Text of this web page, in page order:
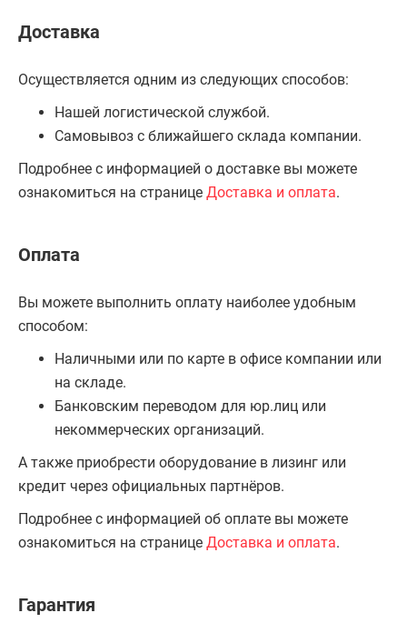
Доставка
Осуществляется одним из следующих способов:
Нашей логистической службой.
Самовывоз с ближайшего склада компании.
Подробнее с информацией о доставке вы можете
ознакомиться на странице Доставка и оплата.
Оплата
Вы можете выполнить оплату наиболее удобным
способом:
Наличными или по карте в офисе компании или
на складе.
Банковским переводом для юр.лиц или
некоммерческих организаций.
А также приобрести оборудование в лизинг или
кредит через официальных партнёров.
Подробнее с информацией об оплате вы можете
ознакомиться на странице Доставка и оплата.
Гарантия